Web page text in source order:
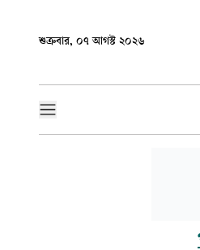
শুক্রবার, ০৭ আগস্ট ২০২৬